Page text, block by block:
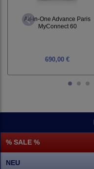
% SALE %
NEU
All-in-One Advance Paris
MyConnect 60
690,00 €